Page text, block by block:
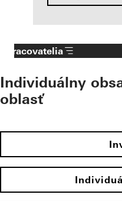
Spracovatelia
Individuálny
oblasť